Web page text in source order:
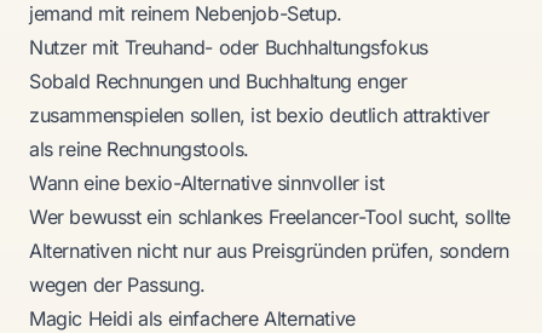
jemand mit reinem Nebenjob-Setup.
Nutzer mit Treuhand- oder Buchhaltungsfokus
Sobald Rechnungen und Buchhaltung enger
zusammenspielen sollen, ist bexio deutlich attraktiver
als reine Rechnungstools.
Wann eine bexio-Alternative sinnvoller ist
Wer bewusst ein schlankes Freelancer-Tool sucht, sollte
Alternativen nicht nur aus Preisgründen prüfen, sondern
wegen der Passung.
Magic Heidi als einfachere Alternative